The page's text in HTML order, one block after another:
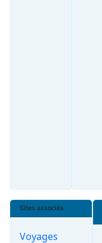
Sites associés
Voyages